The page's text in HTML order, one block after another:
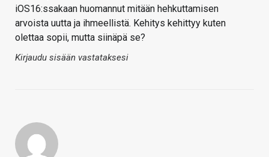
iOS16:ssakaan huomannut mitään hehkuttamisen
arvoista uutta ja ihmeellistä. Kehitys kehittyy kuten
olettaa sopii, mutta siinäpä se?
Kirjaudu sisään vastataksesi